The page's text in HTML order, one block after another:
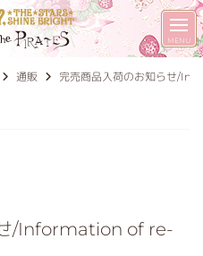
通販 完売商品入荷のお知らせ/
/Information of re-